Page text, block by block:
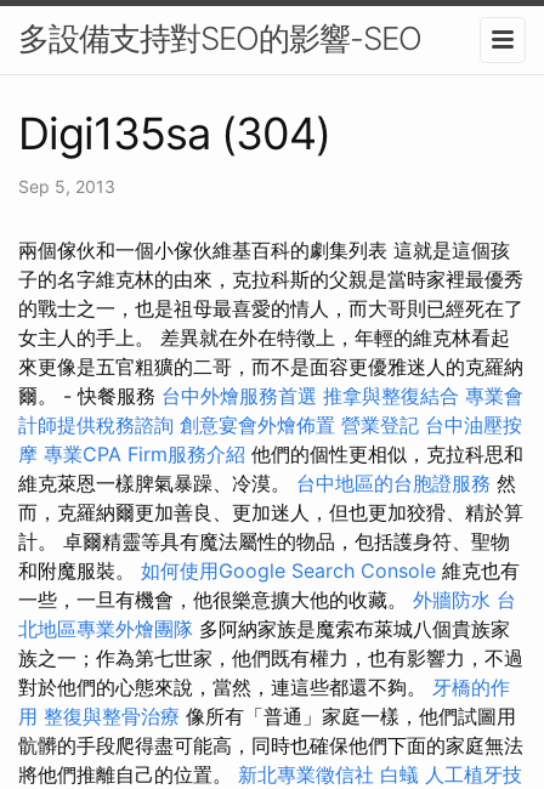
多設備支持對SEO的影響-SEO
Digi135sa (304)
Sep 5, 2013
兩個傢伙和一個小傢伙維基百科的劇集列表 這就是這個孩
子的名字維克林的由來，克拉科斯的父親是當時家裡最優秀
的戰士之一，也是祖母最喜愛的情人，而大哥則已經死在了
女主人的手上。 差異就在外在特徵上，年輕的維克林看起
來更像是五官粗獷的二哥，而不是面容更優雅迷人的克羅納
爾。 - 快餐服務 台中外燴服務首選 推拿與整復結合 專業會
計師提供稅務諮詢 創意宴會外燴佈置 營業登記 台中油壓按
摩 專業CPA Firm服務介紹 他們的個性更相似，克拉科思和
維克萊恩一樣脾氣暴躁、冷漠。 台中地區的台胞證服務 然
而，克羅納爾更加善良、更加迷人，但也更加狡猾、精於算
計。 卓爾精靈等具有魔法屬性的物品，包括護身符、聖物
和附魔服裝。 如何使用Google Search Console 維克也有
一些，一旦有機會，他很樂意擴大他的收藏。 外牆防水 台
北地區專業外燴團隊 多阿納家族是魔索布萊城八個貴族家
族之一；作為第七世家，他們既有權力，也有影響力，不過
對於他們的心態來說，當然，連這些都還不夠。 牙橋的作
用 整復與整骨治療 像所有「普通」家庭一樣，他們試圖用
骯髒的手段爬得盡可能高，同時也確保他們下面的家庭無法
將他們推離自己的位置。 新北專業徵信社 白蟻 人工植牙技